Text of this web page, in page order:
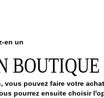
en un
BOUTIQUE
vous pouvez faire votre
pourrez ensuite choisir